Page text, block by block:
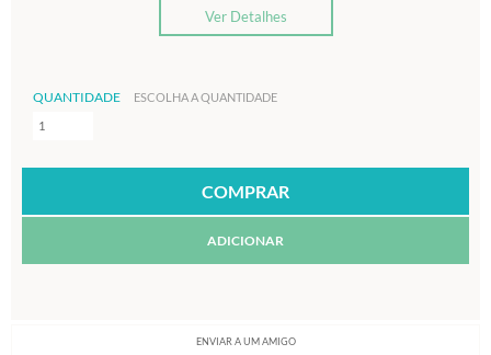
Ver Detalhes
QUANTIDADE ESCOLHA A QUANTIDADE
ADICIONAR
ENVIAR A UM AMIGO